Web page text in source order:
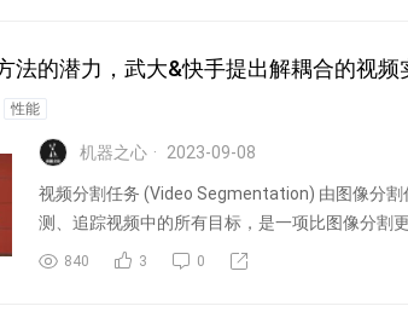
法的潜力，武大&快手提出解耦合的视频
性能
机器之心 2023-09-08
视频分割任务 (Video Segmentation) 由图像分
测、追踪视频中的所有目标，是一项比图像分割
840 3 0